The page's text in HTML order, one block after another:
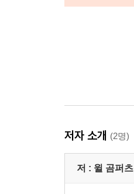
저자 소개 (2명)
저 : 윌 곰퍼츠